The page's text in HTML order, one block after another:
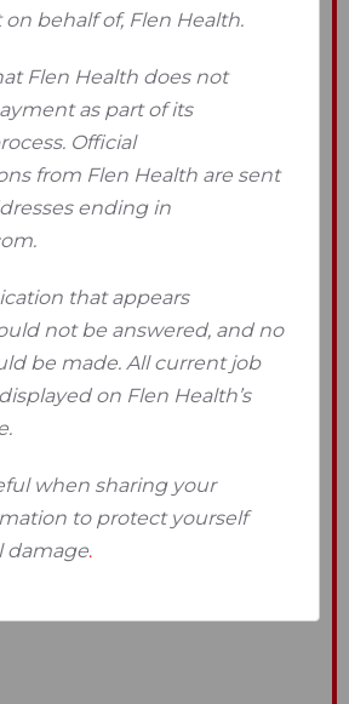
on behalf of, Flen Health.
Flen Health does not
as part of its
Official
from Flen Health are sent
ending in
that appears
not be answered, and no
be made. All current job
on Flen Health’s
when sharing your
to protect yourself
damage.